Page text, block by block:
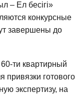
– Ел бесігі»
конкурсные
завершены до
ти квартирный
привязки готового
экспертизу, на